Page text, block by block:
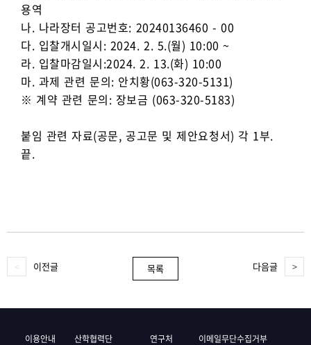
용역
나. 나라장터 공고번호: 20240136460 - 00
다. 입찰개시일시: 2024. 2. 5.(월) 10:00 ~
라. 입찰마감일시:2024. 2. 13.(화) 10:00
마. 과제 관련 문의: 안치황(063-320-5131)
※ 계약 관련 문의: 장보금 (063-320-5183)
붙임 관련 자료(공문, 공고문 및 제안요청서) 각 1부.
끝.
이전글 목록 다음글
이용안내 산학협력단 연구처 이메일무단수집거부